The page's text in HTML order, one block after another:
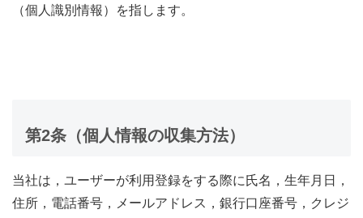
（個人識別情報）を指します。
第2条（個人情報の収集方法）
当社は，ユーザーが利用登録をする際に氏名，生年月日，
住所，電話番号，メールアドレス，銀行口座番号，クレジ